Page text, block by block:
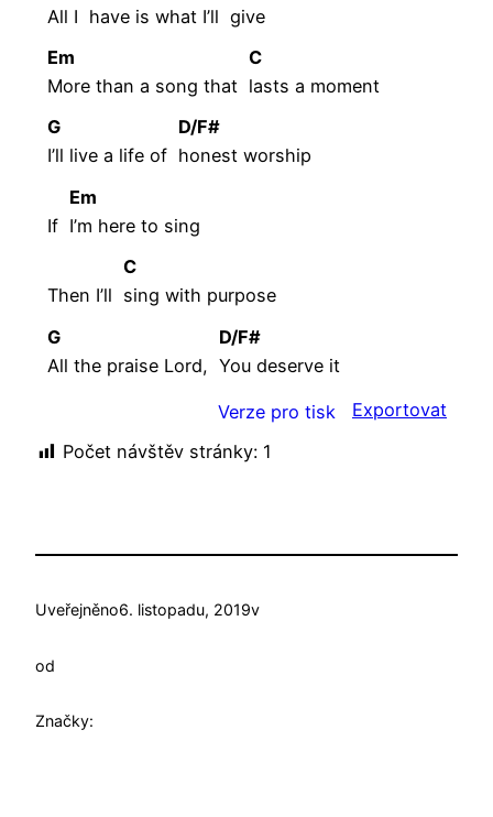
All I have is what I’llgive
Em
More than a song that
C
lasts a moment
G
I’ll live a life of
D/F#
honestworship
If
Em
I’m here to sing
Then I’ll
C
sing with purpose
G
All the praise Lord,
D/F#
You deserve it
Verze pro tisk
Exportovat
Počet návštěv stránky: 1
Uveřejněno6. listopadu, 2019v
od
Značky: